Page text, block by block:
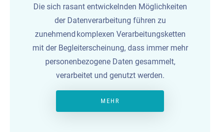
Die sich rasant entwickelnden Möglichkeiten
der Datenverarbeitung führen zu
zunehmend komplexen Verarbeitungsketten
mit der Begleiterscheinung, dass immer mehr
personenbezogene Daten gesammelt,
verarbeitet und genutzt werden.
MEHR